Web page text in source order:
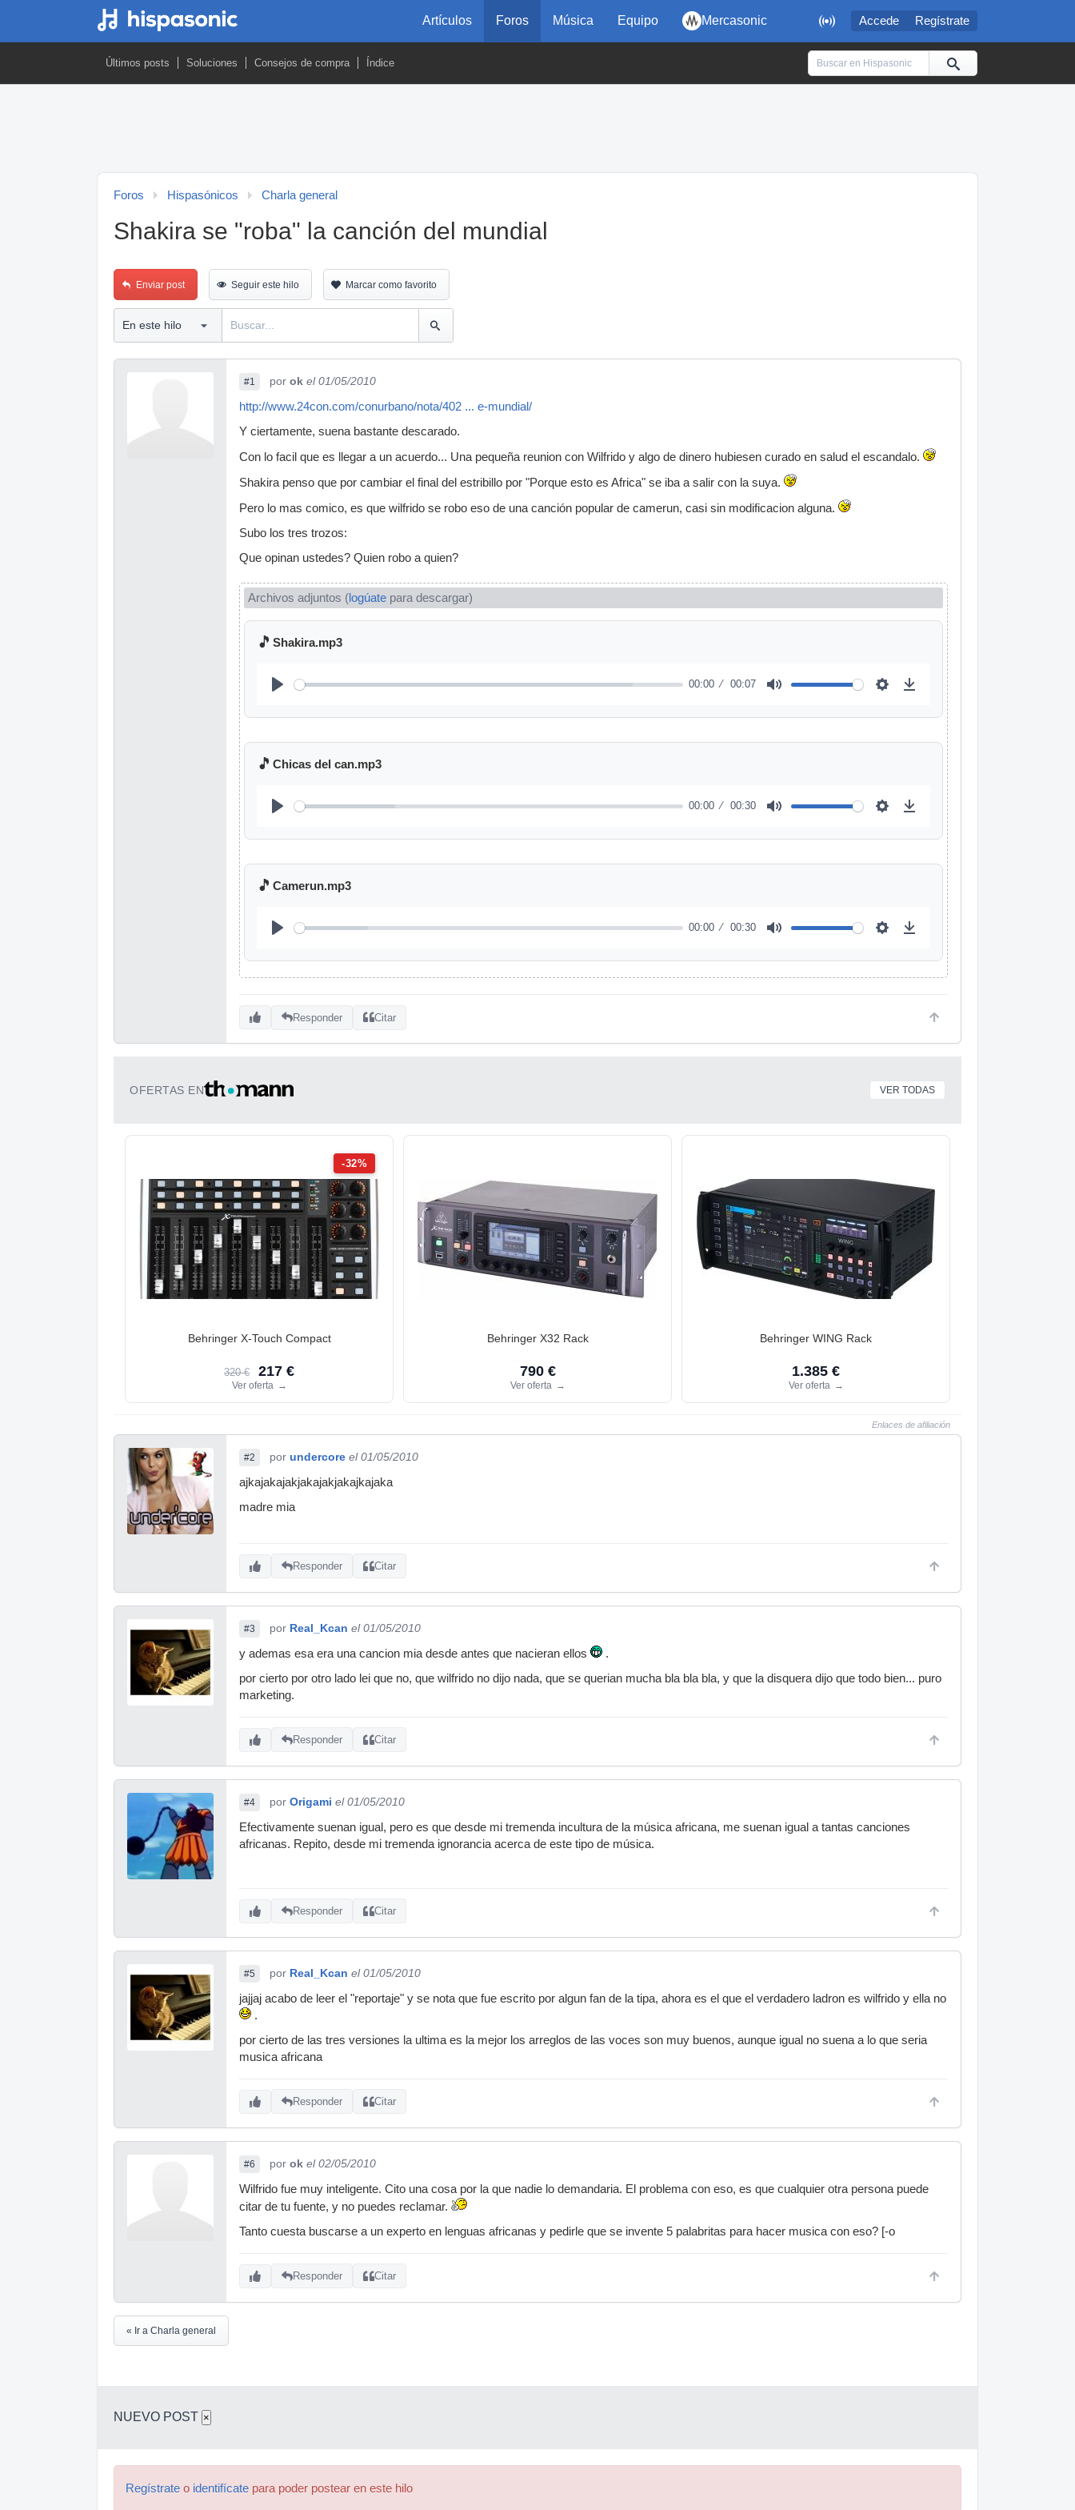
 Accede Regístrate
Artículos Foros Música Equipo Mercasonic
Últimos posts Soluciones Consejos de compra Índice
Foros Hispasónicos Charla general
Shakira se "roba" la canción del mundial
Enviar post Seguir este hilo Marcar como favorito
#1 por ok el 01/05/2010
http://www.24con.com/conurbano/nota/402 ... e-mundial/
Y ciertamente, suena bastante descarado.
Con lo facil que es llegar a un acuerdo... Una pequeña reunion con Wilfrido y algo de dinero hubiesen curado en salud el escandalo.
Shakira penso que por cambiar el final del estribillo por "Porque esto es Africa" se iba a salir con la suya.
Pero lo mas comico, es que wilfrido se robo eso de una canción popular de camerun, casi sin modificacion alguna.
Subo los tres trozos:
Que opinan ustedes? Quien robo a quien?
Archivos adjuntos (logúate para descargar)
🎵 Shakira.mp3
00:00 00:07
🎵 Chicas del can.mp3
00:00 00:30
🎵 Camerun.mp3
00:00 00:30
Responder Citar
OFERTAS EN VER TODAS
-32%
Behringer X-Touch Compact
320 € 217 €
Ver oferta →
Behringer X32 Rack
790 €
Ver oferta →
Behringer WING Rack
1.385 €
Ver oferta →
Enlaces de afiliación
#2 por undercore el 01/05/2010
ajkajakajakjakajakjakajkajaka
madre mia
Responder Citar
#3 por Real_Kcan el 01/05/2010
y ademas esa era una cancion mia desde antes que nacieran ellos
.
por cierto por otro lado lei que no, que wilfrido no dijo nada, que se querian mucha bla bla bla, y que la disquera dijo que todo bien... puro
marketing.
Responder Citar
#4 por Origami el 01/05/2010
Efectivamente suenan igual, pero es que desde mi tremenda incultura de la música africana, me suenan igual a tantas canciones
africanas. Repito, desde mi tremenda ignorancia acerca de este tipo de música.
Responder Citar
#5 por Real_Kcan el 01/05/2010
jajjaj acabo de leer el "reportaje" y se nota que fue escrito por algun fan de la tipa, ahora es el que el verdadero ladron es wilfrido y ella no
.
por cierto de las tres versiones la ultima es la mejor los arreglos de las voces son muy buenos, aunque igual no suena a lo que seria
musica africana
Responder Citar
#6 por ok el 02/05/2010
Wilfrido fue muy inteligente. Cito una cosa por la que nadie lo demandaria. El problema con eso, es que cualquier otra persona puede
citar de tu fuente, y no puedes reclamar.
Tanto cuesta buscarse a un experto en lenguas africanas y pedirle que se invente 5 palabritas para hacer musica con eso? [-o
Responder Citar
« Ir a Charla general
NUEVO POST ×
Regístrate o identifícate para poder postear en este hilo